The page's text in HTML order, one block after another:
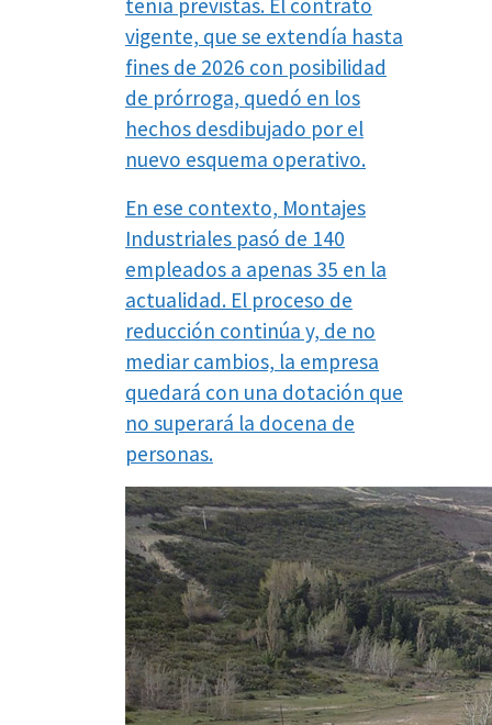
tenía previstas. El contrato
vigente, que se extendía hasta
fines de 2026 con posibilidad
de prórroga, quedó en los
hechos desdibujado por el
nuevo esquema operativo.
En ese contexto, Montajes
Industriales pasó de 140
empleados a apenas 35 en la
actualidad. El proceso de
reducción continúa y, de no
mediar cambios, la empresa
quedará con una dotación que
no superará la docena de
personas.